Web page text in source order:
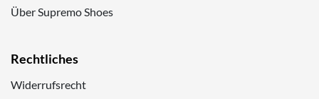
Über Supremo Shoes
Rechtliches
Widerrufsrecht